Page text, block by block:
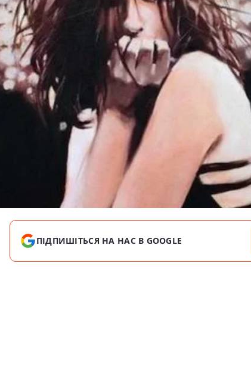
ПІДПИШІТЬСЯ НА НАС В GOOGLE